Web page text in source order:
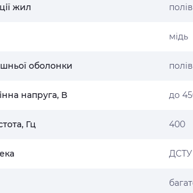
жил
мідь
оболонки
напруга, В до
Гц 400
ДСТУ